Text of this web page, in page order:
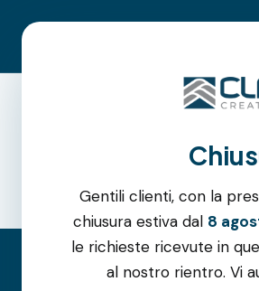
Gentili clienti, con la
chiusura estiva dal 8
le richieste ricevute in
al nostro rientro. Vi